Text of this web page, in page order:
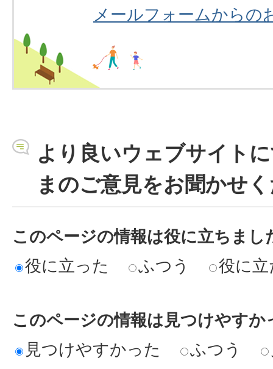
メールフォームからの
より良いウェブサイト
まのご意見をお聞かせ
このページの情報は役に立ちまし
役に立った
ふつう 役に
このページの情報は見つけやすか
見つけやすかった
ふつう